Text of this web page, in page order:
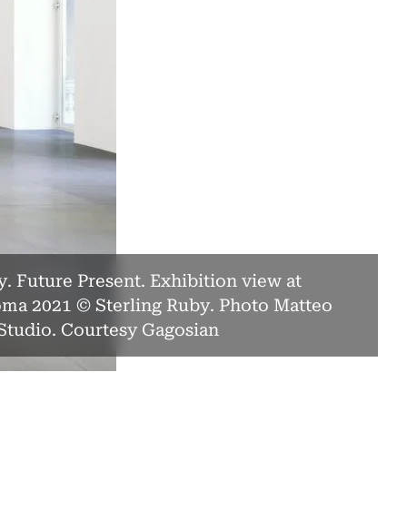
Future Present. Exhibition view at
2021 © Sterling Ruby. Photo Matteo
Courtesy Gagosian